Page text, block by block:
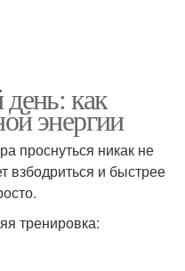
как
энергии
проснуться никак не
взбодриться и быстрее
тренировка: